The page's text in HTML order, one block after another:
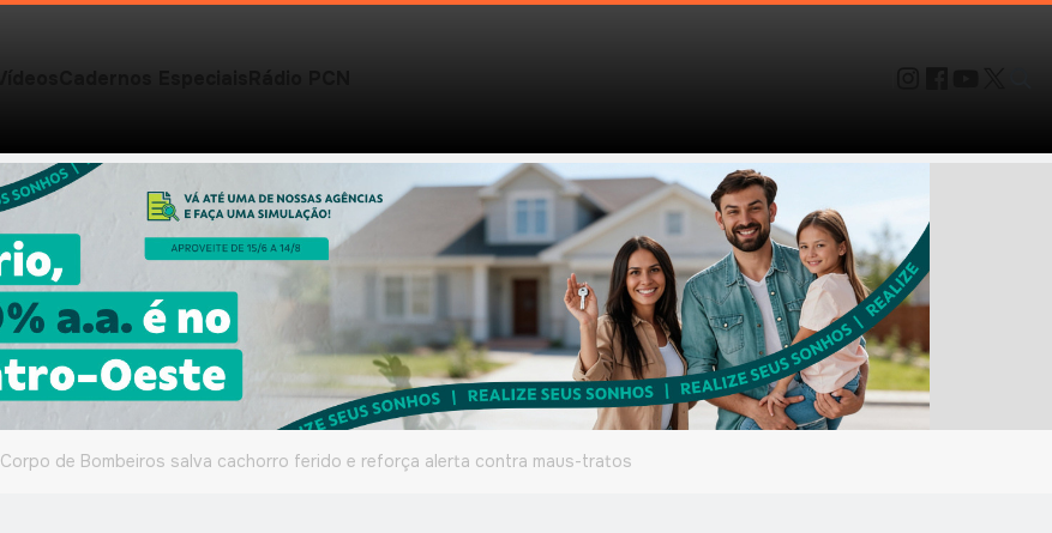
Corpo de Bombeiros salva cachorro ferido e reforça alerta contra maus-tratos